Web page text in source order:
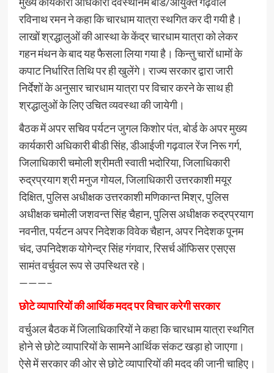
रविनाथ रमन ने कहा कि चारधाम यात्रा स्थगित कर दी गयी है।
लाखों श्रद्धालुओं की आस्था के केंद्र चारधाम यात्रा को लेकर
गहन मंथन के बाद यह फैसला लिया गया है। किन्तु चारों धामों के
कपाट निर्धारित तिथि पर ही खुलेंगे। राज्य सरकार द्वारा जारी
निर्देशों के अनुसार चारधाम यात्रा पर विचार करने के साथ ही
श्रद्धालुओं के लिए उचित व्यवस्था की जायेगी।
बैठक में अपर सचिव पर्यटन जुगल किशोर पंत, बोर्ड के अपर मुख्य
कार्यकारी अधिकारी बीडी सिंह, डीआईजी गढ़वाल रेंज निरू गर्ग,
जिलाधिकारी चमोली श्रीमती स्वाती भदोरिया, जिलाधिकारी
रुद्रप्रयाग श्री मनुज गोयल, जिलाधिकारी उत्तरकाशी मयूर
दिक्षित, पुलिस अधीक्षक उत्तरकाशी मणिकान्त मिश्र, पुलिस
अधीक्षक चमोली जशवन्त सिंह चैहान, पुलिस अधीक्षक रुद्रप्रयाग
नवनीत, पर्यटन अपर निदेशक विवेक चैहान, अपर निदेशक पूनम
चंद, उपनिदेशक योगेन्द्र सिंह गंगवार, रिसर्च ऑफिसर एसएस
सामंत वर्चुवल रूप से उपस्थित रहे।
———–
छोटे व्यापारियों की आर्थिक मदद पर विचार करेगी सरकार
वर्चुअल बैठक में जिलाधिकारियों ने कहा कि चारधाम यात्रा स्थगित
होने से छोटे व्यापारियों के सामने आर्थिक संकट खड़ा हो जाएगा।
ऐसे में सरकार की ओर से छोटे व्यापारियों की मदद की जानी चाहिए।